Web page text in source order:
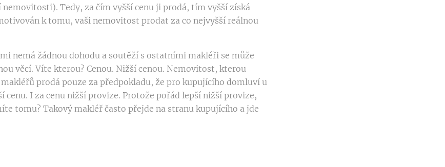
nemovitosti). Tedy, za čím vyšší cenu ji prodá, tím vyšší získá
k tomu, vaši nemovitost prodat za co nejvyšší reálnou
nemá žádnou dohodu a soutěží s ostatními makléři se může
věcí. Víte kterou? Cenou. Nižší cenou. Nemovitost, kterou
prodá pouze za předpokladu, že pro kupujícího domluví u
cenu. I za cenu nižší provize. Protože pořád lepší nižší provize,
tomu? Takový makléř často přejde na stranu kupujícího a jde